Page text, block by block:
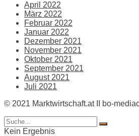
April 2022
März 2022
Februar 2022
Januar 2022
Dezember 2021
November 2021
Oktober 2021
September 2021
August 2021
Juli 2021
© 2021 Marktwirtschaft.at II bo-
Kein Ergebnis